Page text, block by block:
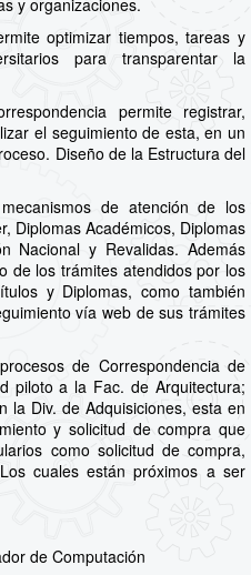
optimizar tiempos, tareas y
para transparentar la
permite registrar,
el seguimiento de esta, en un
Diseño de la Estructura del
de atención de los
Diplomas Académicos, Diplomas
Nacional y Revalidas. Además
de los trámites atendidos por los
y Diplomas, como también
vía web de sus trámites
de Correspondencia de
piloto a la Fac. de Arquitectura;
la Div. de Adquisiciones, esta en
y solicitud de compra que
como solicitud de compra,
cuales están próximos a ser
de Computación